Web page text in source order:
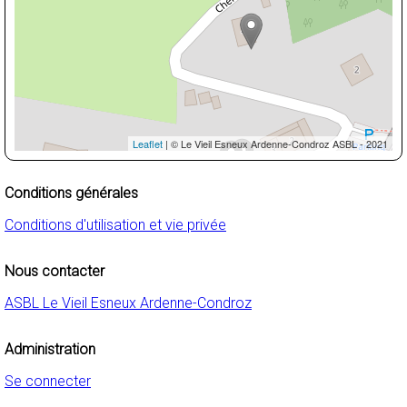
Leaflet | © Le Vieil Esneux Ardenne-Condroz ASBL - 2021
Conditions générales
Conditions d'utilisation et vie privée
Nous contacter
ASBL Le Vieil Esneux Ardenne-Condroz
Administration
Se connecter